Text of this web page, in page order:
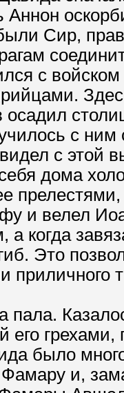
Аннон
Сир,
с
с
с
дома
и велел
а когда
Это
его
было
и,